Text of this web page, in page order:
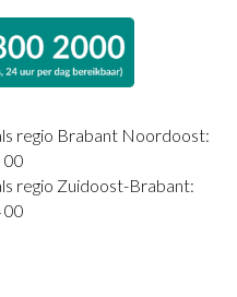
regio Brabant Noordoost:
00
regio Zuidoost-Brabant:
00